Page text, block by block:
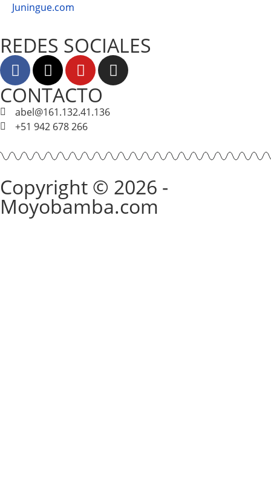
Juningue.com
REDES SOCIALES
CONTACTO
abel@161.132.41.136
+51 942 678 266
Copyright © 2026 -
Moyobamba.com